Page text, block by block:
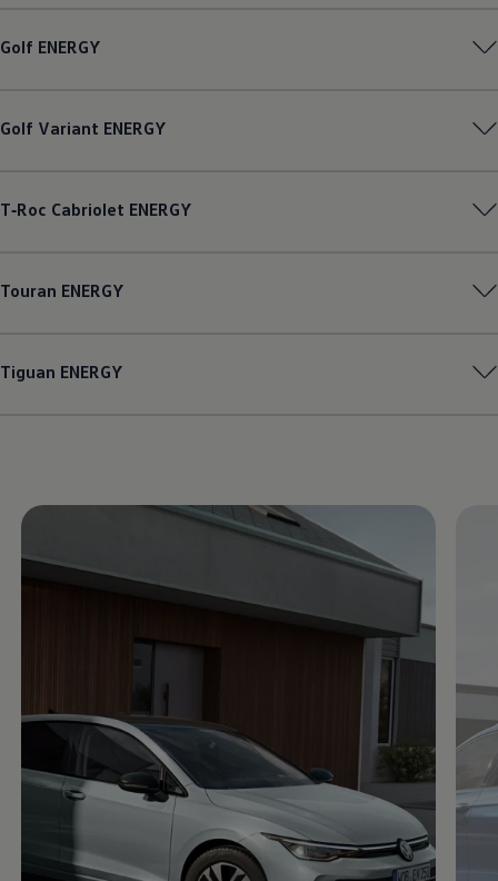
Golf ENERGY
Golf Variant ENERGY
T‑Roc Cabriolet ENERGY
Touran ENERGY
Tiguan ENERGY